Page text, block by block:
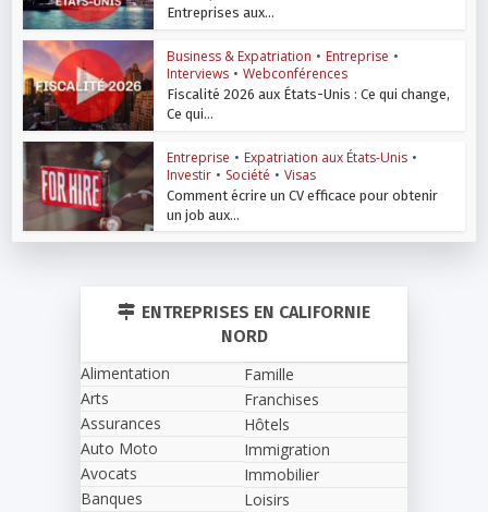
Entreprises aux...
Business & Expatriation • Entreprise •
Interviews • Webconférences
Fiscalité 2026 aux États-Unis : Ce qui change,
Ce qui...
Entreprise • Expatriation aux États-Unis •
Investir • Société • Visas
Comment écrire un CV efficace pour obtenir
un job aux...
ENTREPRISES EN CALIFORNIE
NORD
Alimentation
Arts
Assurances
Auto Moto
Avocats
Banques
Famille
Franchises
Hôtels
Immigration
Immobilier
Loisirs